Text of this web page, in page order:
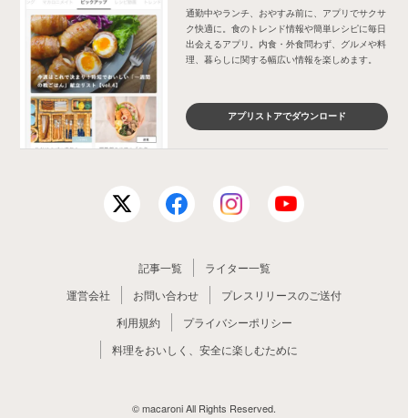
通勤中やランチ、おやすみ前に、アプリでサクサ
ク快適に。食のトレンド情報や簡単レシピに毎日
出会えるアプリ。内食・外食問わず、グルメや料
理、暮らしに関する幅広い情報を楽しめます。
アプリストアでダウンロード
記事一覧
ライター一覧
運営会社
お問い合わせ
プレスリリースのご送付
利用規約
プライバシーポリシー
料理をおいしく、安全に楽しむために
© macaroni All Rights Reserved.